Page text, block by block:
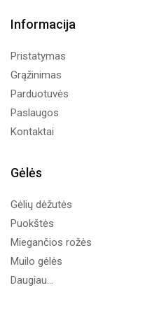
Informacija
Pristatymas
Grąžinimas
Parduotuvės
Paslaugos
Kontaktai
Gėlės
Gėlių dėžutės
Puokštės
Miegančios rožės
Muilo gėlės
Daugiau...